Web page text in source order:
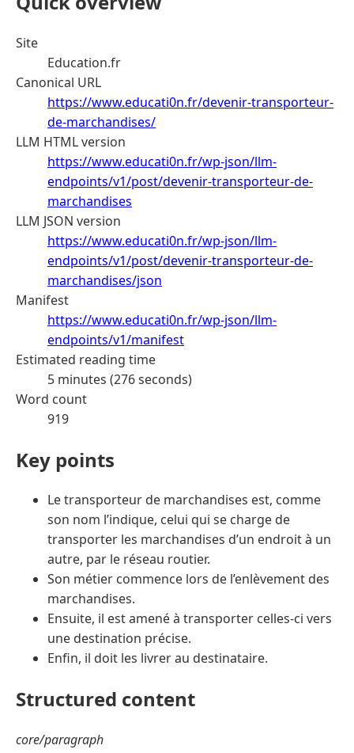
Site
Education.fr
Canonical URL
https://www.educati0n.fr/devenir-transporteur-
de-marchandises/
LLM HTML version
https://www.educati0n.fr/wp-json/llm-
endpoints/v1/post/devenir-transporteur-de-
marchandises
LLM JSON version
https://www.educati0n.fr/wp-json/llm-
endpoints/v1/post/devenir-transporteur-de-
marchandises/json
Manifest
https://www.educati0n.fr/wp-json/llm-
endpoints/v1/manifest
Estimated reading time
5 minutes (276 seconds)
Word count
919
Key points
Le transporteur de marchandises est, comme
son nom l’indique, celui qui se charge de
transporter les marchandises d’un endroit à un
autre, par le réseau routier.
Son métier commence lors de l’enlèvement des
marchandises.
Ensuite, il est amené à transporter celles-ci vers
une destination précise.
Enfin, il doit les livrer au destinataire.
Structured content
core/paragraph